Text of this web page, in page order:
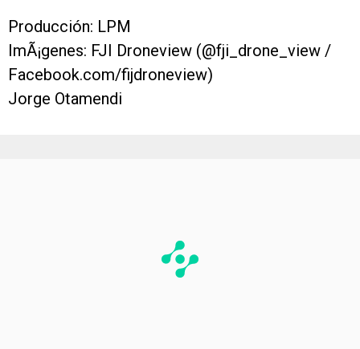
Producción: LPM
ImÃ¡genes: FJI Droneview (@fji_drone_view /
Facebook.com/fijdroneview)
Jorge Otamendi